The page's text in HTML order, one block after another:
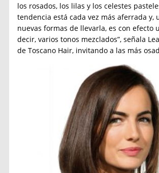
los rosados, los lilas y los celestes
tendencia está cada vez más aferrada y,
nuevas formas de llevarla, es con efecto
decir, varios tonos mezclados”, señala
de Toscano Hair, invitando a las más